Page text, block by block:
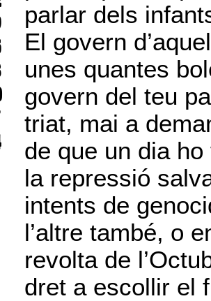
parlar dels
El govern
unes quantes
govern del teu
triat, mai a
de que un dia
la repressió
intents de
l’altre també, o
revolta de
dret a escollir el